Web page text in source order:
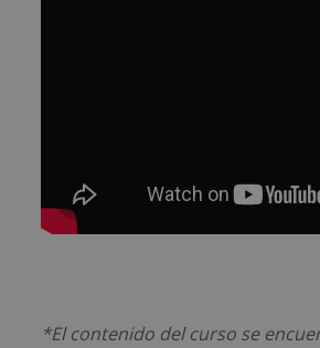
*El contenido del curso se